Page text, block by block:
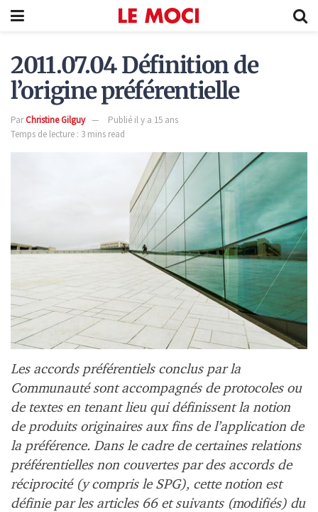
2011.07.04 Définition de
l’origine préférentielle
ParChristine Gilguy
Publié il y a 15 ans
Temps de lecture : 3 mins read
Les accords préférentiels conclus par la
Communauté sont accompagnés de protocoles ou
de textes en tenant lieu qui définissent la notion
de produits originaires aux fins de l’application de
la préférence. Dans le cadre de certaines relations
préférentielles non couvertes par des accords de
réciprocité (y compris le SPG), cette notion est
définie par les articles 66 et suivants (modifiés) du